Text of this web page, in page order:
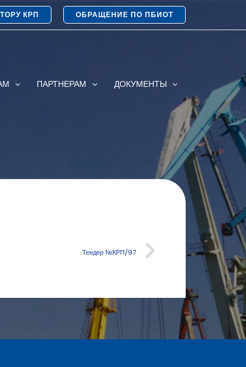
КРП ОБРАЩЕНИЕ ПО ПБИОТ
ПАРТНЕРАМ ДОКУМЕНТЫ
Тендер №КРП/97